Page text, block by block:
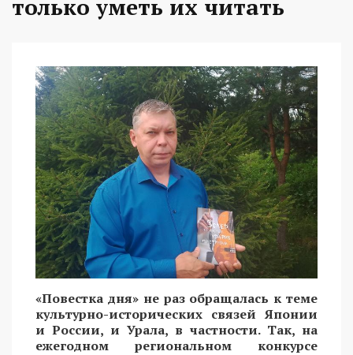
только уметь их читать
«Повестка дня» не раз обращалась к теме
культурно-исторических связей Японии
и России, и Урала, в частности. Так, на
ежегодном региональном конкурсе